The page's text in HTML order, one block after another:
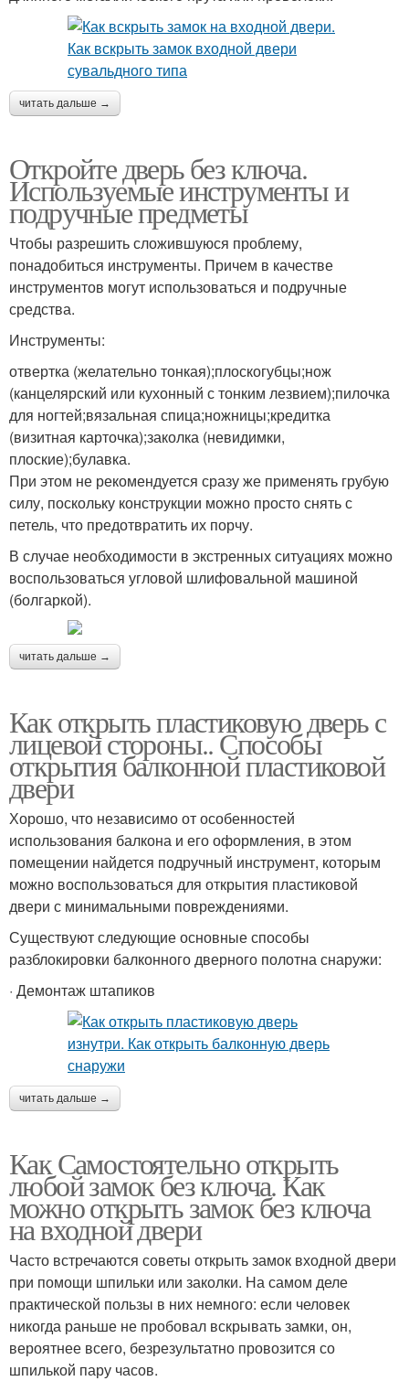
читать дальше →
Откройте дверь без ключа.
Используемые инструменты и
подручные предметы
Чтобы разрешить сложившуюся проблему,
понадобиться инструменты. Причем в качестве
инструментов могут использоваться и подручные
средства.
Инструменты:
отвертка (желательно тонкая);плоскогубцы;нож
(канцелярский или кухонный с тонким лезвием);пилочка
для ногтей;вязальная спица;ножницы;кредитка
(визитная карточка);заколка (невидимки,
плоские);булавка.
При этом не рекомендуется сразу же применять грубую
силу, поскольку конструкции можно просто снять с
петель, что предотвратить их порчу.
В случае необходимости в экстренных ситуациях можно
воспользоваться угловой шлифовальной машиной
(болгаркой).
читать дальше →
Как открыть пластиковую дверь с
лицевой стороны.. Способы
открытия балконной пластиковой
двери
Хорошо, что независимо от особенностей
использования балкона и его оформления, в этом
помещении найдется подручный инструмент, которым
можно воспользоваться для открытия пластиковой
двери с минимальными повреждениями.
Существуют следующие основные способы
разблокировки балконного дверного полотна снаружи:
· Демонтаж штапиков
читать дальше →
Как Самостоятельно открыть
любой замок без ключа. Как
можно открыть замок без ключа
на входной двери
Часто встречаются советы открыть замок входной двери
при помощи шпильки или заколки. На самом деле
практической пользы в них немного: если человек
никогда раньше не пробовал вскрывать замки, он,
вероятнее всего, безрезультатно провозится со
шпилькой пару часов.